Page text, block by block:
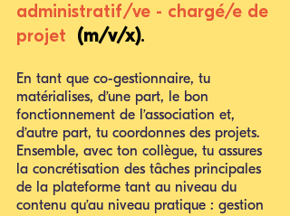
administratif/ve - chargé/e de
projet
(m/v/x).
En tant que co-gestionnaire, tu
matérialises, d’une part, le bon
fonctionnement de l’association et,
d’autre part, tu coordonnes des projets.
Ensemble, avec ton collègue, tu assures
la concrétisation des tâches principales
de la plateforme tant au niveau du
contenu qu’au niveau pratique : gestion